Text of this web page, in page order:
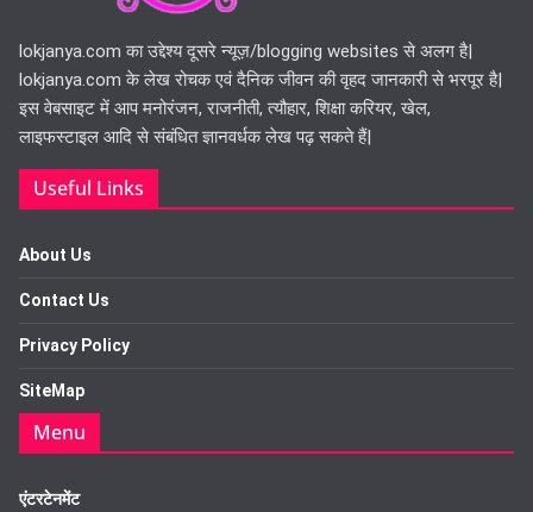
lokjanya.com का उद्देश्य दूसरे न्यूज़/blogging websites से अलग है|
lokjanya.com के लेख रोचक एवं दैनिक जीवन की वृहद जानकारी से भरपूर है|
इस वेबसाइट में आप मनोरंजन, राजनीती, त्यौहार, शिक्षा करियर, खेल,
लाइफस्टाइल आदि से संबंधित ज्ञानवर्धक लेख पढ़ सकते हैं|
Useful Links
About Us
Contact Us
Privacy Policy
SiteMap
Menu
एंटरटेनमेंट